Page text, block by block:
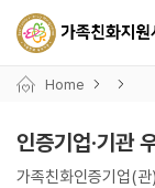
Home
인증기업·기관
가족친화인증기업(